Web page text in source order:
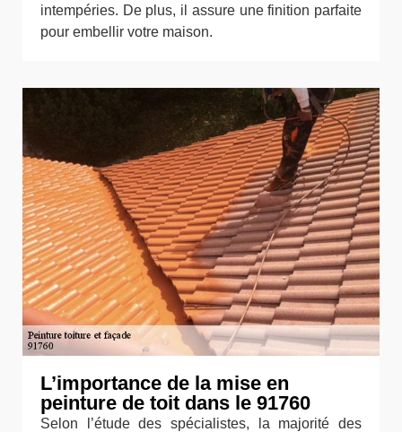
intempéries. De plus, il assure une finition parfaite
pour embellir votre maison.
L’importance de la mise en
peinture de toit dans le 91760
Selon l’étude des spécialistes, la majorité des